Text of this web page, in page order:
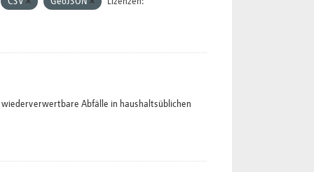
Abfälle in haushaltsüblichen